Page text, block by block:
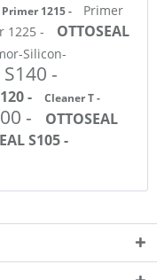
Primer 1215 -
Primer
1225 -
OTTOSEAL
Silicon-
S140 -
-
Cleaner T -
-
OTTOSEAL
S105 -